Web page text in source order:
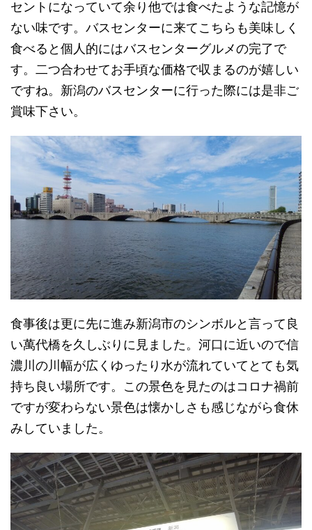
セントになっていて余り他では食べたような記憶が
ない味です。バスセンターに来てこちらも美味しく
食べると個人的にはバスセンターグルメの完了で
す。二つ合わせてお手頃な価格で収まるのが嬉しい
ですね。新潟のバスセンターに行った際には是非ご
賞味下さい。
食事後は更に先に進み新潟市のシンボルと言って良
い萬代橋を久しぶりに見ました。河口に近いので信
濃川の川幅が広くゆったり水が流れていてとても気
持ち良い場所です。この景色を見たのはコロナ禍前
ですが変わらない景色は懐かしさも感じながら食休
みしていました。